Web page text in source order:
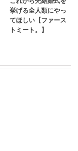
挙げる全人類にやっ
てほしい【ファース
トミート。】